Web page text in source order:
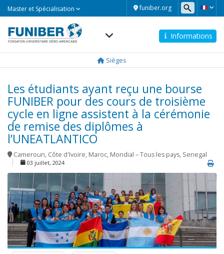
funiber.org
Master et Spécialisation
Informations
Sièges
Les étudiants ayant reçu une bourse
FUNIBER pour des cours de troisième
cycle en ligne assistent à la cérémonie
de remise des diplômes à
l’UNEATLANTICO
Cameroun, Côte d'Ivoire, Maroc, Mondial – Tous les pays, Senegal
03 juillet, 2024